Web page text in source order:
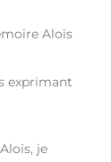
Aloïs
exprimant
je